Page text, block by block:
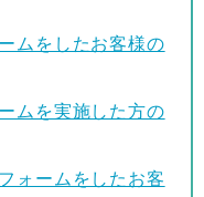
ムをしたお客様の
ムを実施した方の
ォームをしたお客